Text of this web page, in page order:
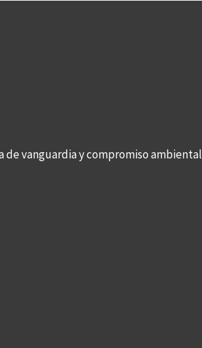
de vanguardia y compromiso ambiental